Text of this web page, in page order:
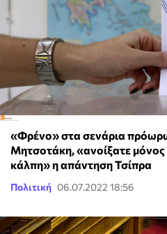
«Φρένο» στα σενάρια
Μητσοτάκη, «ανοίξατε
κάλπη» η απάντηση Τσίπρα
Πολιτική 06.07.2022 18:56